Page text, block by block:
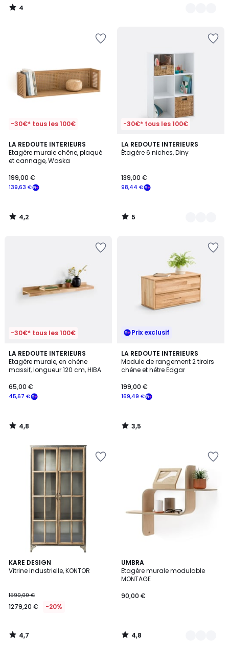
4
/
-30€* tous les 100€
LA REDOUTE INTERIEURS
Etagère murale chêne, plaqué
et cannage, Waska
139,63 €
199,00 €
4,2
/ 5
4,2
/
-30€* tous les 100€
LA REDOUTE INTERIEURS
Étagère 6 niches, Diny
98,44 €
139,00 €
5
/
3
Couleurs
5
/
-30€* tous les 100€
LA REDOUTE INTERIEURS
Etagère murale, en chêne
massif, longueur 120 cm, HIBA
45,67 €
65,00 €
4,8
/ 5
4,8
/
Prix exclusif
LA REDOUTE INTERIEURS
Module de rangement 2 tiroirs
chêne et hêtre Edgar
169,49 €
199,00 €
3,5
/ 5
3,5
/
KARE DESIGN
Vitrine industrielle, KONTOR
1599,00 €
1279,20 € -20%
4,7
/ 5
4,7
/
UMBRA
Etagère murale modulable
MONTAGE
90,00 €
4,8
/ 5
4
Couleurs
4,8
/